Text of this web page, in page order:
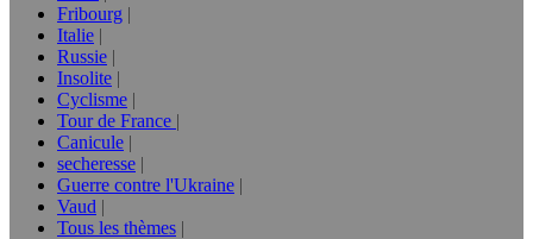
Fribourg
Italie
Russie
Insolite
Cyclisme
Tour de France
Canicule
secheresse
Guerre contre l'Ukraine
Vaud
Tous les thèmes